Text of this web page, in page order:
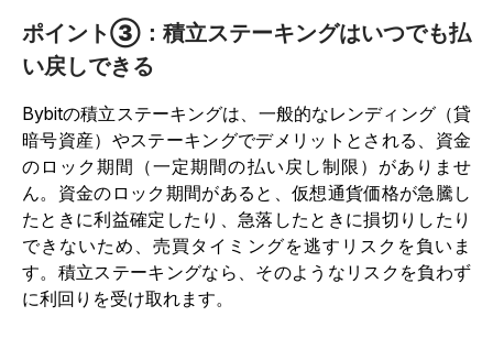
ポイント③：積立ステーキングはいつでも払
い戻しできる
Bybitの積立ステーキングは、一般的なレンディング（貸
暗号資産）やステーキングでデメリットとされる、資金
のロック期間（一定期間の払い戻し制限）がありませ
ん。資金のロック期間があると、仮想通貨価格が急騰し
たときに利益確定したり、急落したときに損切りしたり
できないため、売買タイミングを逃すリスクを負いま
す。積立ステーキングなら、そのようなリスクを負わず
に利回りを受け取れます。